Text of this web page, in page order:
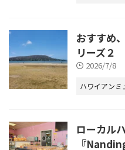
おすすめ
リーズ２
2026/7/8
ハワイアンミ
ローカル
『